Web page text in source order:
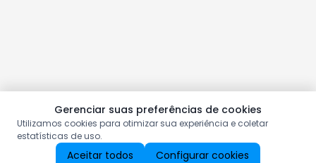
Gerenciar suas preferências de cookies
Utilizamos cookies para otimizar sua experiência e coletar
estatísticas de uso.
Aceitar todos Configurar cookies